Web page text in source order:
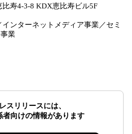
寿4-3-8 KDX恵比寿ビル5F
ンターネットメディア事業／セミ
業
スリリースには、
者向けの情報があります